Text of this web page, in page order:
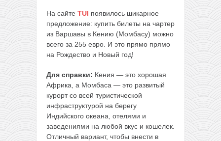
На сайте TUI появилось шикарное
предложение: купить билеты на чартер
из Варшавы в Кению (Момбасу) можно
всего за 255 евро. И это прямо прямо
на Рождество и Новый год!
Для справки: Кения — это хорошая
Африка, а Момбаса — это развитый
курорт со всей туристической
инфраструктурой на берегу
Индийского океана, отелями и
заведениями на любой вкус и кошелек.
Отличный вариант, чтобы внести в
для всех
→